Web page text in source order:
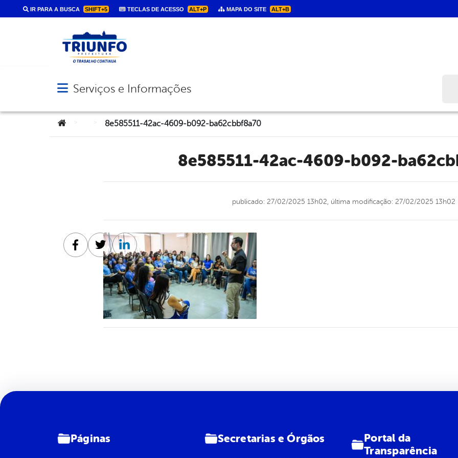
IR PARA A BUSCA SHIFT+5 TECLAS DE ACESSO ALT+P MAPA DO SITE ALT+B
Abrir menu principal de navegação
Serviços e Informações
Você está aqui:8e585511-42ac-4609-b092-ba62cbbf8a70
8e585511-42ac-4609-b092-
publicado: 27/02/2025 13h02, última modificação: 27/02/2025 13h02
Facebook
TwitterLinkedin
Páginas Secretarias e Órgãos
Portal da
Transparência